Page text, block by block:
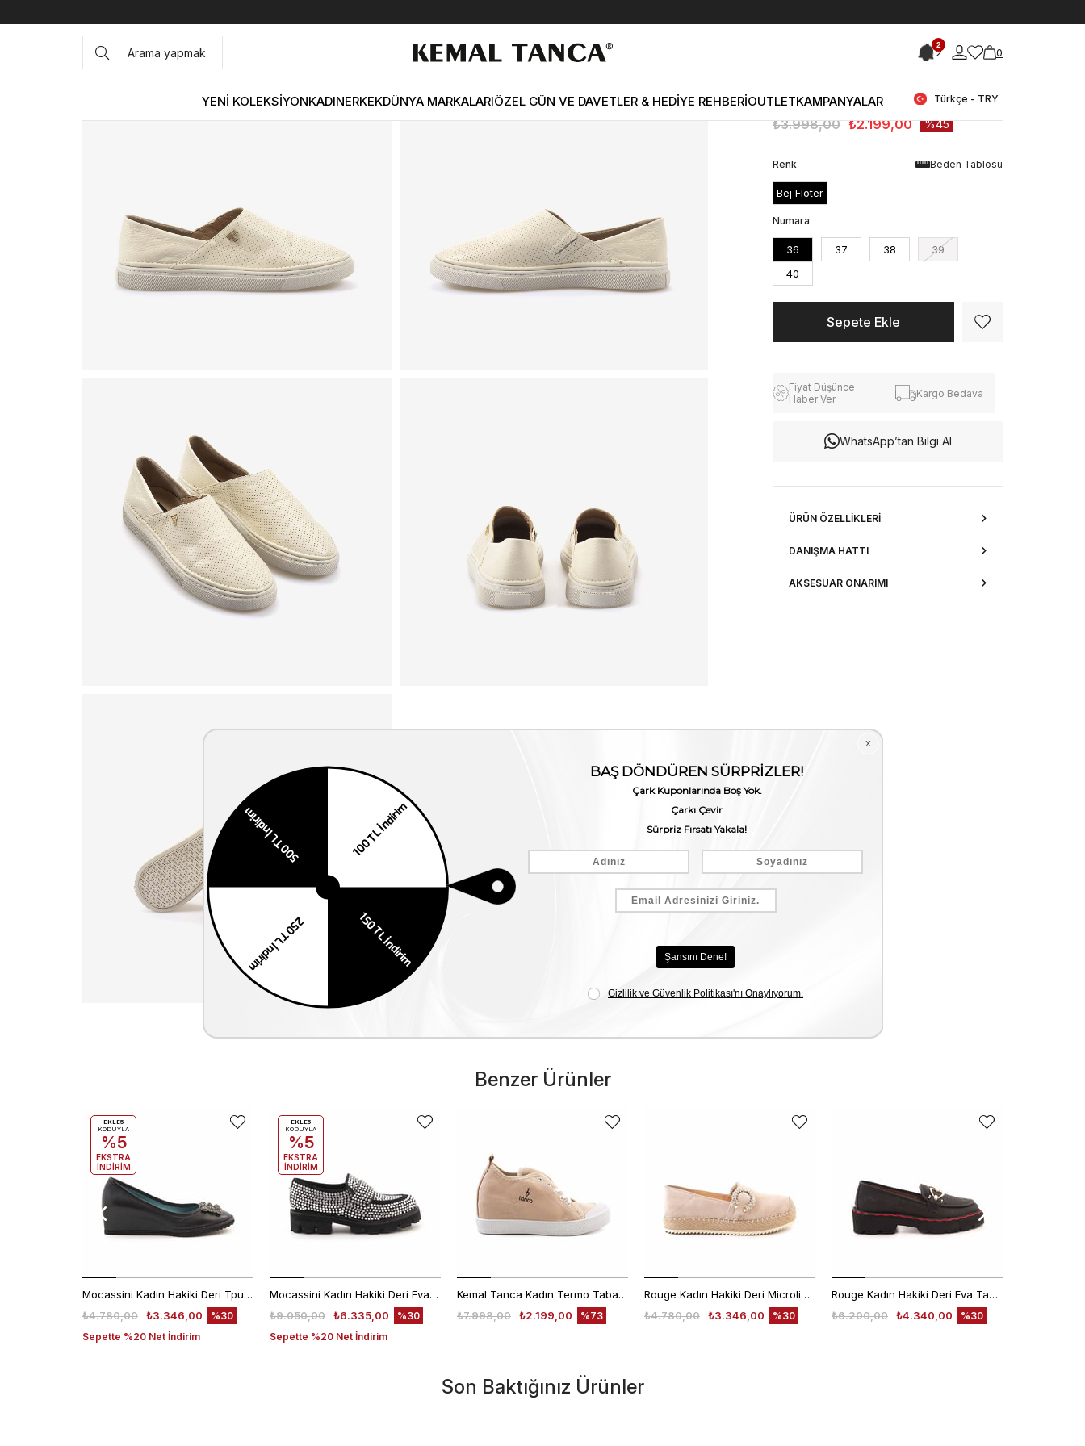
2
2 0
Türkçe - TRY
YENİ KOLEKSİYONKADINERKEKDÜNYA MARKALARIÖZEL GÜN VE DAVETLER & HEDİYE REHBERİOUTLETKAMPANYALAR
Anasayfa KADIN AYAKKABI Günlük Kemal Tanca Kadın Günlük Ayakkabı 200 < < Önceki Sayfaya Dön
Kemal Tanca Kadın Günlük Ayakkabı
200
₺3.998,00 ₺2.199,00 45
Beden Tablosu
Renk
Bej Floter
Numara
36 37 38
39
40
Fiyat Düşünce
Haber Ver
Kargo Bedava
WhatsApp’tan Bilgi Al
ÜRÜN ÖZELLIKLERI
DANIŞMA HATTI
AKSESUAR ONARIMI
Benzer Ürünler
Mocassini Kadın Hakiki Deri Tpu Taban Siyah Günlük Ayakkabı
₺3.346,00
₺4.780,00
Sepette %20 Net İndirim
%30
EKLE5
KODUYLA
%5
EKSTRA
İNDİRİM
Mocassini Kadın Hakiki Deri Eva Taban Beyaz Günlük Ayakkabı
₺6.335,00
₺9.050,00
Sepette %20 Net İndirim
%30
EKLE5
KODUYLA
%5
EKSTRA
İNDİRİM
Kemal Tanca Kadın Termo Taban Bej Günlük Ayakkabı
₺2.199,00
₺7.998,00 %73
Rouge Kadın Hakiki Deri Microlight Taban Bej Süet Günlük Terlik
₺3.346,00
₺4.780,00 %30
Rouge Kadın Hakiki Deri Eva Taban Siyah Günlük Ayakkabı
₺4.340,00
₺6.200,00 %30
Son Baktığınız Ürünler